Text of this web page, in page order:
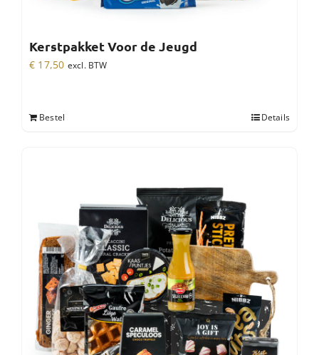
Kerstpakket Voor de Jeugd
€ 17,50 excl. BTW
Bestel Details